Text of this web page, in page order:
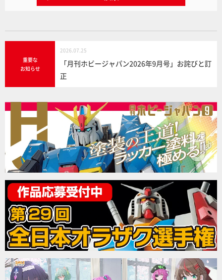
重要な
お知らせ
2026.07.25
「月刊ホビージャパン2026年9月号」お詫びと訂
正